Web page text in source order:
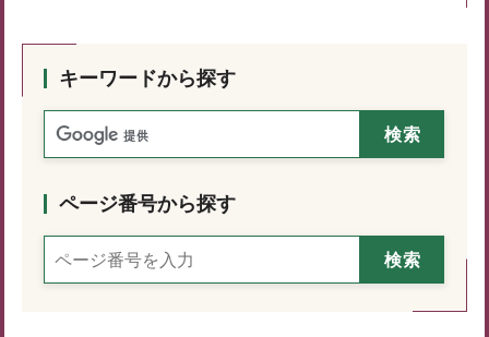
キーワードから探す
ページ番号から探す